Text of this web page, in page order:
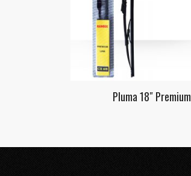
Pluma 18″ Premium